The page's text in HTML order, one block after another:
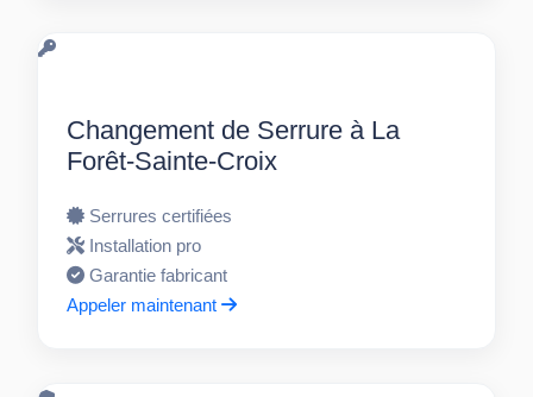
Changement de Serrure à La
Forêt-Sainte-Croix
Serrures certifiées
Installation pro
Garantie fabricant
Appeler maintenant